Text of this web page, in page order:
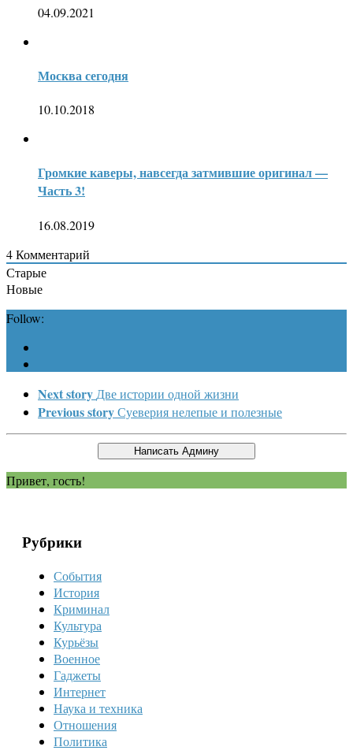
04.09.2021
Москва сегодня
10.10.2018
Громкие каверы, навсегда затмившие оригинал —
Часть 3!
16.08.2019
4Комментарий
Старые
Новые
Follow:
Next story Две истории одной жизни
Previous storyСуеверия нелепые и полезные
Привет, гость!
Рубрики
События
История
Криминал
Культура
Курьёзы
Военное
Гаджеты
Интернет
Наука и техника
Отношения
Политика